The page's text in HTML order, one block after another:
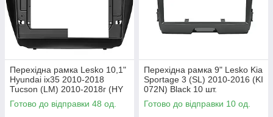
Перехідна рамка Lesko 10,1"
Hyundai ix35 2010-2018
Tucson (LM) 2010-2018г (HY
136T) Black 48 шт.
Готово до відправки 48 од.
Перехідна рамка 9" Lesko Kia
Sportage 3 (SL) 2010-2016 (KI
072N) Black 10 шт.
Готово до відправки 10 од.